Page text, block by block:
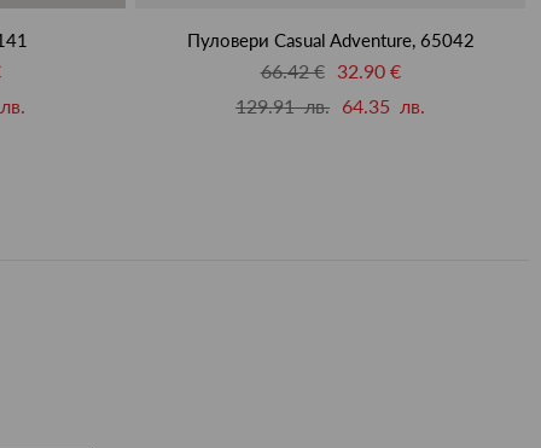
Пуловери Casual Adventure, 65042
66.42 €
32.90 €
129.91 лв. 64.35 лв.